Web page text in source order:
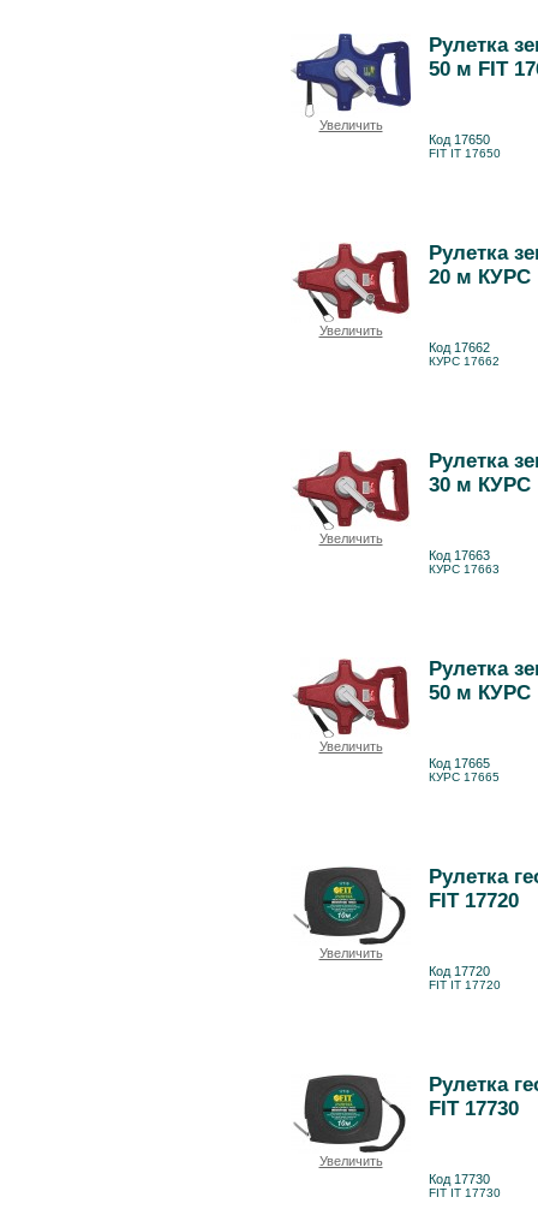
Увеличить
Рулетка
50 м FIT
Код 17650
FIT IT 17650
Увеличить
Рулетка
20 м КУРС
Код 17662
КУРС 17662
Увеличить
Рулетка
30 м КУРС
Код 17663
КУРС 17663
Увеличить
Рулетка
50 м КУРС
Код 17665
КУРС 17665
Увеличить
Рулетка
FIT 17720
Код 17720
FIT IT 17720
Увеличить
Рулетка
FIT 17730
Код 17730
FIT IT 17730